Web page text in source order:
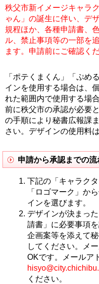
秩父市新イメージキャラ
ゃん」の誕生に伴い、デ
規程ほか、各種申請書、
ル、禁止事項等の一部を
ます。申請前にご確認くだ
「ポテくまくん」「ぷめ
インを使用する場合は、
れた範囲内で使用する場
前に秩父市の承認が必要
の手順により秘書広報課
さい。デザインの使用料
申請から承認までの流
下記の「キャラクタ
「ロゴマーク」か
インを選びます。
デザインが決まっ
請書」に必要事項
企画案等を添えて
してください。メ
OKです。メールア
ください。